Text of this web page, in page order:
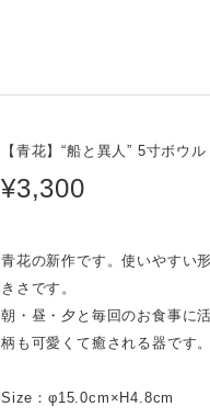
【青花】“船と異人” 5寸ボウル
¥3,300
青花の新作です。使いやすい
きさです。
朝・昼・夕と毎回のお食事に
柄も可愛くて癒される器です。
Size：φ15.0cm×H4.8cm